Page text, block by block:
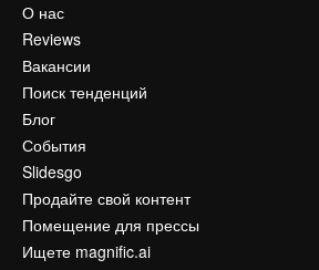
О нас
Reviews
Вакансии
Поиск тенденций
Блог
События
Slidesgo
Продайте свой контент
Помещение для прессы
Ищете magnific.ai